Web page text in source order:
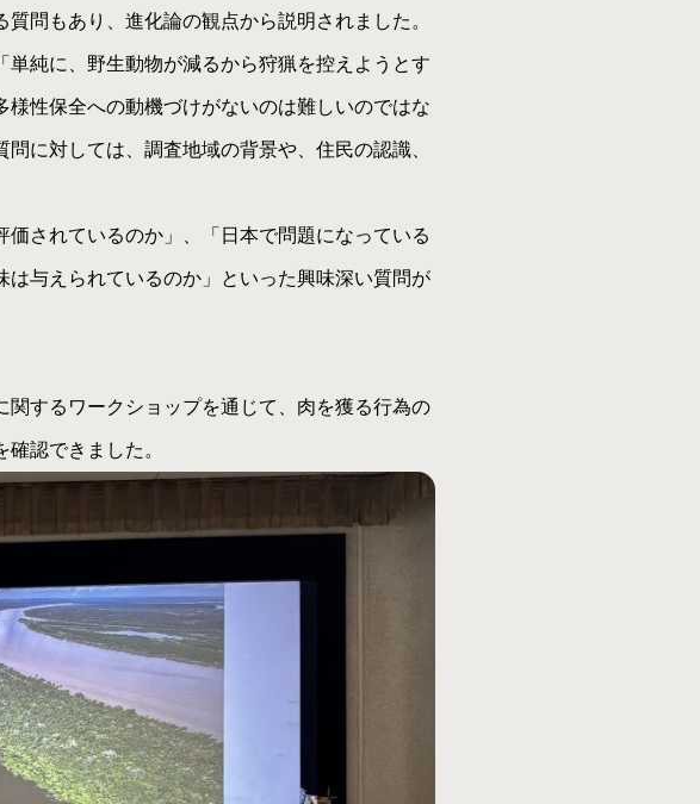
問もあり、進化論の観点から説明されました。
純に、野生動物が減るから狩猟を控えようとす
性保全への動機づけがないのは難しいのではな
に対しては、調査地域の背景や、住民の認識、
されているのか」、「日本で問題になっている
与えられているのか」といった興味深い質問が
するワークショップを通じて、肉を獲る行為の
認できました。